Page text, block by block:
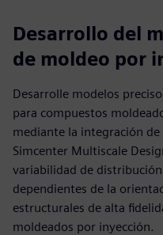
Desarrollo del
de moldeo por
Desarrolle modelos
para compuestos
mediante la integración
Simcenter Multiscale
variabilidad de
dependientes de la
estructurales de alta
moldeados por inyección.